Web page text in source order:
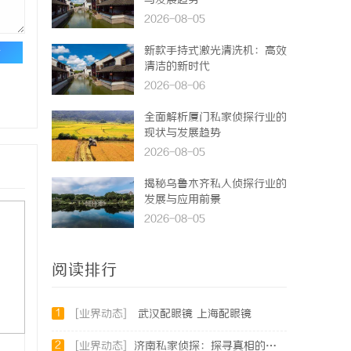
2026-08-05
新款手持式激光清洗机：高效
清洁的新时代
2026-08-06
全面解析厦门私家侦探行业的
现状与发展趋势
2026-08-05
揭秘乌鲁木齐私人侦探行业的
发展与应用前景
2026-08-05
阅读排行
1 [业界动态] 武汉配眼镜 上海配眼镜
2 [业界动态] 济南私家侦探：探寻真相的隐秘守护者